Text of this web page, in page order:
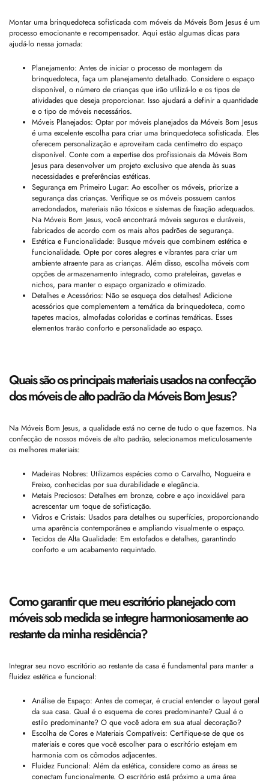
Montar uma brinquedoteca sofisticada com móveis da Móveis Bom Jesus é um
processo emocionante e recompensador. Aqui estão algumas dicas para
ajudá-lo nessa jornada:
Planejamento: Antes de iniciar o processo de montagem da
brinquedoteca, faça um planejamento detalhado. Considere o espaço
disponível, o número de crianças que irão utilizá-lo e os tipos de
atividades que deseja proporcionar. Isso ajudará a definir a quantidade
e o tipo de móveis necessários.
Móveis Planejados: Optar por móveis planejados da Móveis Bom Jesus
é uma excelente escolha para criar uma brinquedoteca sofisticada. Eles
oferecem personalização e aproveitam cada centímetro do espaço
disponível. Conte com a expertise dos profissionais da Móveis Bom
Jesus para desenvolver um projeto exclusivo que atenda às suas
necessidades e preferências estéticas.
Segurança em Primeiro Lugar: Ao escolher os móveis, priorize a
segurança das crianças. Verifique se os móveis possuem cantos
arredondados, materiais não tóxicos e sistemas de fixação adequados.
Na Móveis Bom Jesus, você encontrará móveis seguros e duráveis,
fabricados de acordo com os mais altos padrões de segurança.
Estética e Funcionalidade: Busque móveis que combinem estética e
funcionalidade. Opte por cores alegres e vibrantes para criar um
ambiente atraente para as crianças. Além disso, escolha móveis com
opções de armazenamento integrado, como prateleiras, gavetas e
nichos, para manter o espaço organizado e otimizado.
Detalhes e Acessórios: Não se esqueça dos detalhes! Adicione
acessórios que complementem a temática da brinquedoteca, como
tapetes macios, almofadas coloridas e cortinas temáticas. Esses
elementos trarão conforto e personalidade ao espaço.
Quais são os principais materiais usados na confecção
dos móveis de alto padrão da Móveis Bom Jesus?
Na Móveis Bom Jesus, a qualidade está no cerne de tudo o que fazemos. Na
confecção de nossos móveis de alto padrão, selecionamos meticulosamente
os melhores materiais:
Madeiras Nobres: Utilizamos espécies como o Carvalho, Nogueira e
Freixo, conhecidas por sua durabilidade e elegância.
Metais Preciosos: Detalhes em bronze, cobre e aço inoxidável para
acrescentar um toque de sofisticação.
Vidros e Cristais: Usados para detalhes ou superfícies, proporcionando
uma aparência contemporânea e ampliando visualmente o espaço.
Tecidos de Alta Qualidade: Em estofados e detalhes, garantindo
conforto e um acabamento requintado.
Como garantir que meu escritório planejado com
móveis sob medida se integre harmoniosamente ao
restante da minha residência?
Integrar seu novo escritório ao restante da casa é fundamental para manter a
fluidez estética e funcional:
Análise de Espaço: Antes de começar, é crucial entender o layout geral
da sua casa. Qual é o esquema de cores predominante? Qual é o
estilo predominante? O que você adora em sua atual decoração?
Escolha de Cores e Materiais Compatíveis: Certifique-se de que os
materiais e cores que você escolher para o escritório estejam em
harmonia com os cômodos adjacentes.
Fluidez Funcional: Além da estética, considere como as áreas se
conectam funcionalmente. O escritório está próximo a uma área